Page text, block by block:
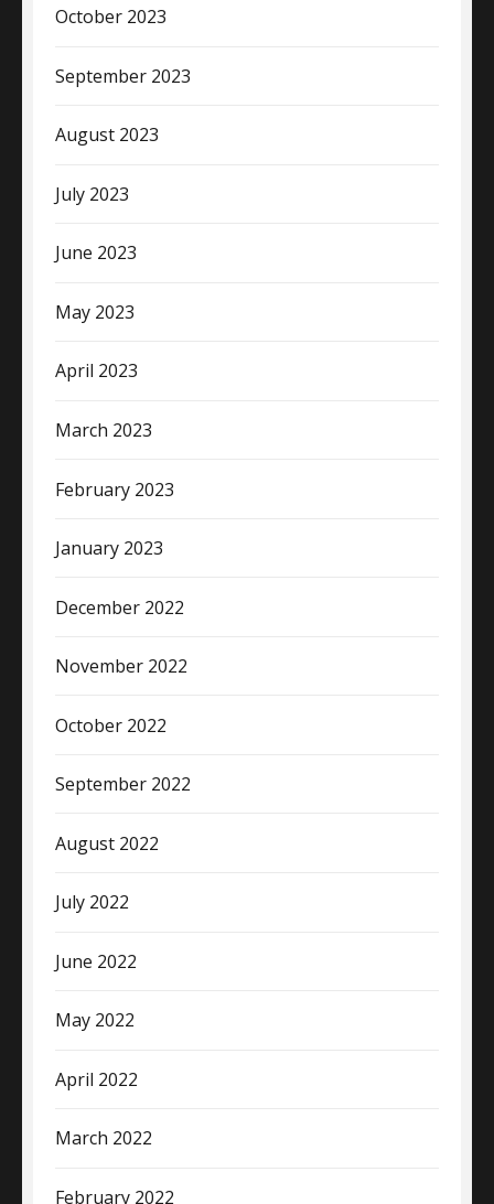
October 2023
September 2023
August 2023
July 2023
June 2023
May 2023
April 2023
March 2023
February 2023
January 2023
December 2022
November 2022
October 2022
September 2022
August 2022
July 2022
June 2022
May 2022
April 2022
March 2022
February 2022